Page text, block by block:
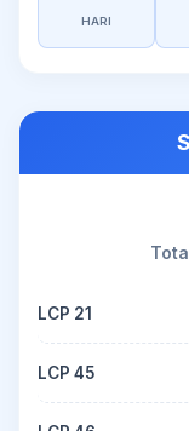
HARI
LCP 21
LCP 45